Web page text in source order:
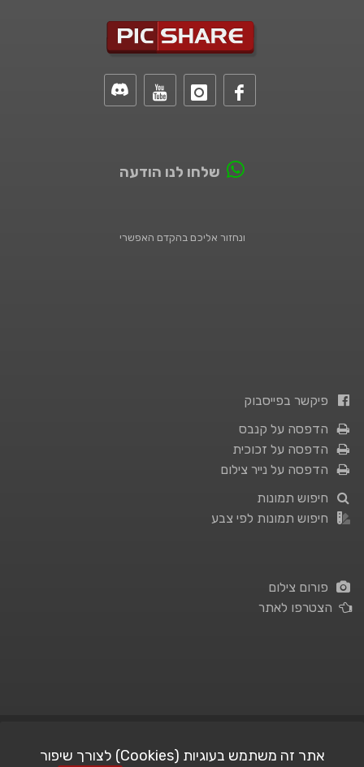
שלחו לנו הודעה
ונחזור אליכם בהקדם האפשרי
פיקשר בפייסבוק
הדפסה על קנבס
הדפסה על זכוכית
הדפסה על נייר צילום
חיפוש תמונות
חיפוש תמונות לפי צבע
פורום צילום
הצטרפו לאתר
אתר זה משתמש בעוגיות (Cookies) לצורך שיפור